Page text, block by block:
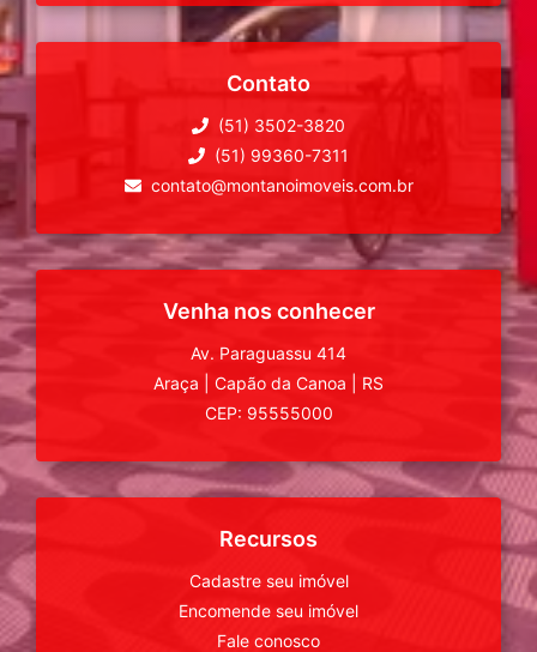
Contato
(51) 3502-3820
(51) 99360-7311
contato@montanoimoveis.com.br
Venha nos conhecer
Av. Paraguassu 414
Araça
Capão da Canoa
RS
CEP: 95555000
Recursos
Cadastre seu imóvel
Encomende seu imóvel
Fale conosco